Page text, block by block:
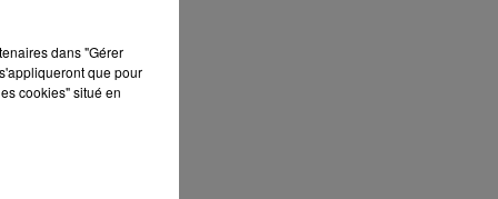
dans "Gérer
que pour
cookies" situé en